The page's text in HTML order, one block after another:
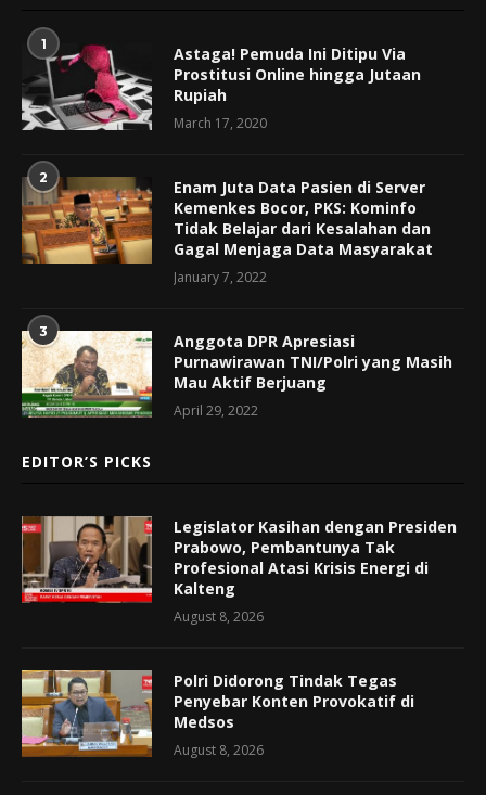
1
Astaga! Pemuda Ini Ditipu Via
Prostitusi Online hingga Jutaan
Rupiah
March 17, 2020
2
Enam Juta Data Pasien di Server
Kemenkes Bocor, PKS: Kominfo
Tidak Belajar dari Kesalahan dan
Gagal Menjaga Data Masyarakat
January 7, 2022
3
Anggota DPR Apresiasi
Purnawirawan TNI/Polri yang Masih
Mau Aktif Berjuang
April 29, 2022
EDITOR’S PICKS
Legislator Kasihan dengan Presiden
Prabowo, Pembantunya Tak
Profesional Atasi Krisis Energi di
Kalteng
August 8, 2026
Polri Didorong Tindak Tegas
Penyebar Konten Provokatif di
Medsos
August 8, 2026